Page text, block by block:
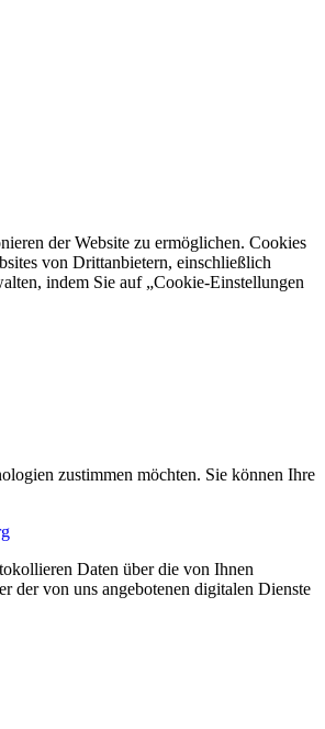
der Website zu ermöglichen. Cookies
von Drittanbietern, einschließlich
indem Sie auf „Cookie-Einstellungen
zustimmen möchten. Sie können Ihre
Daten über die von Ihnen
der von uns angebotenen digitalen Dienste